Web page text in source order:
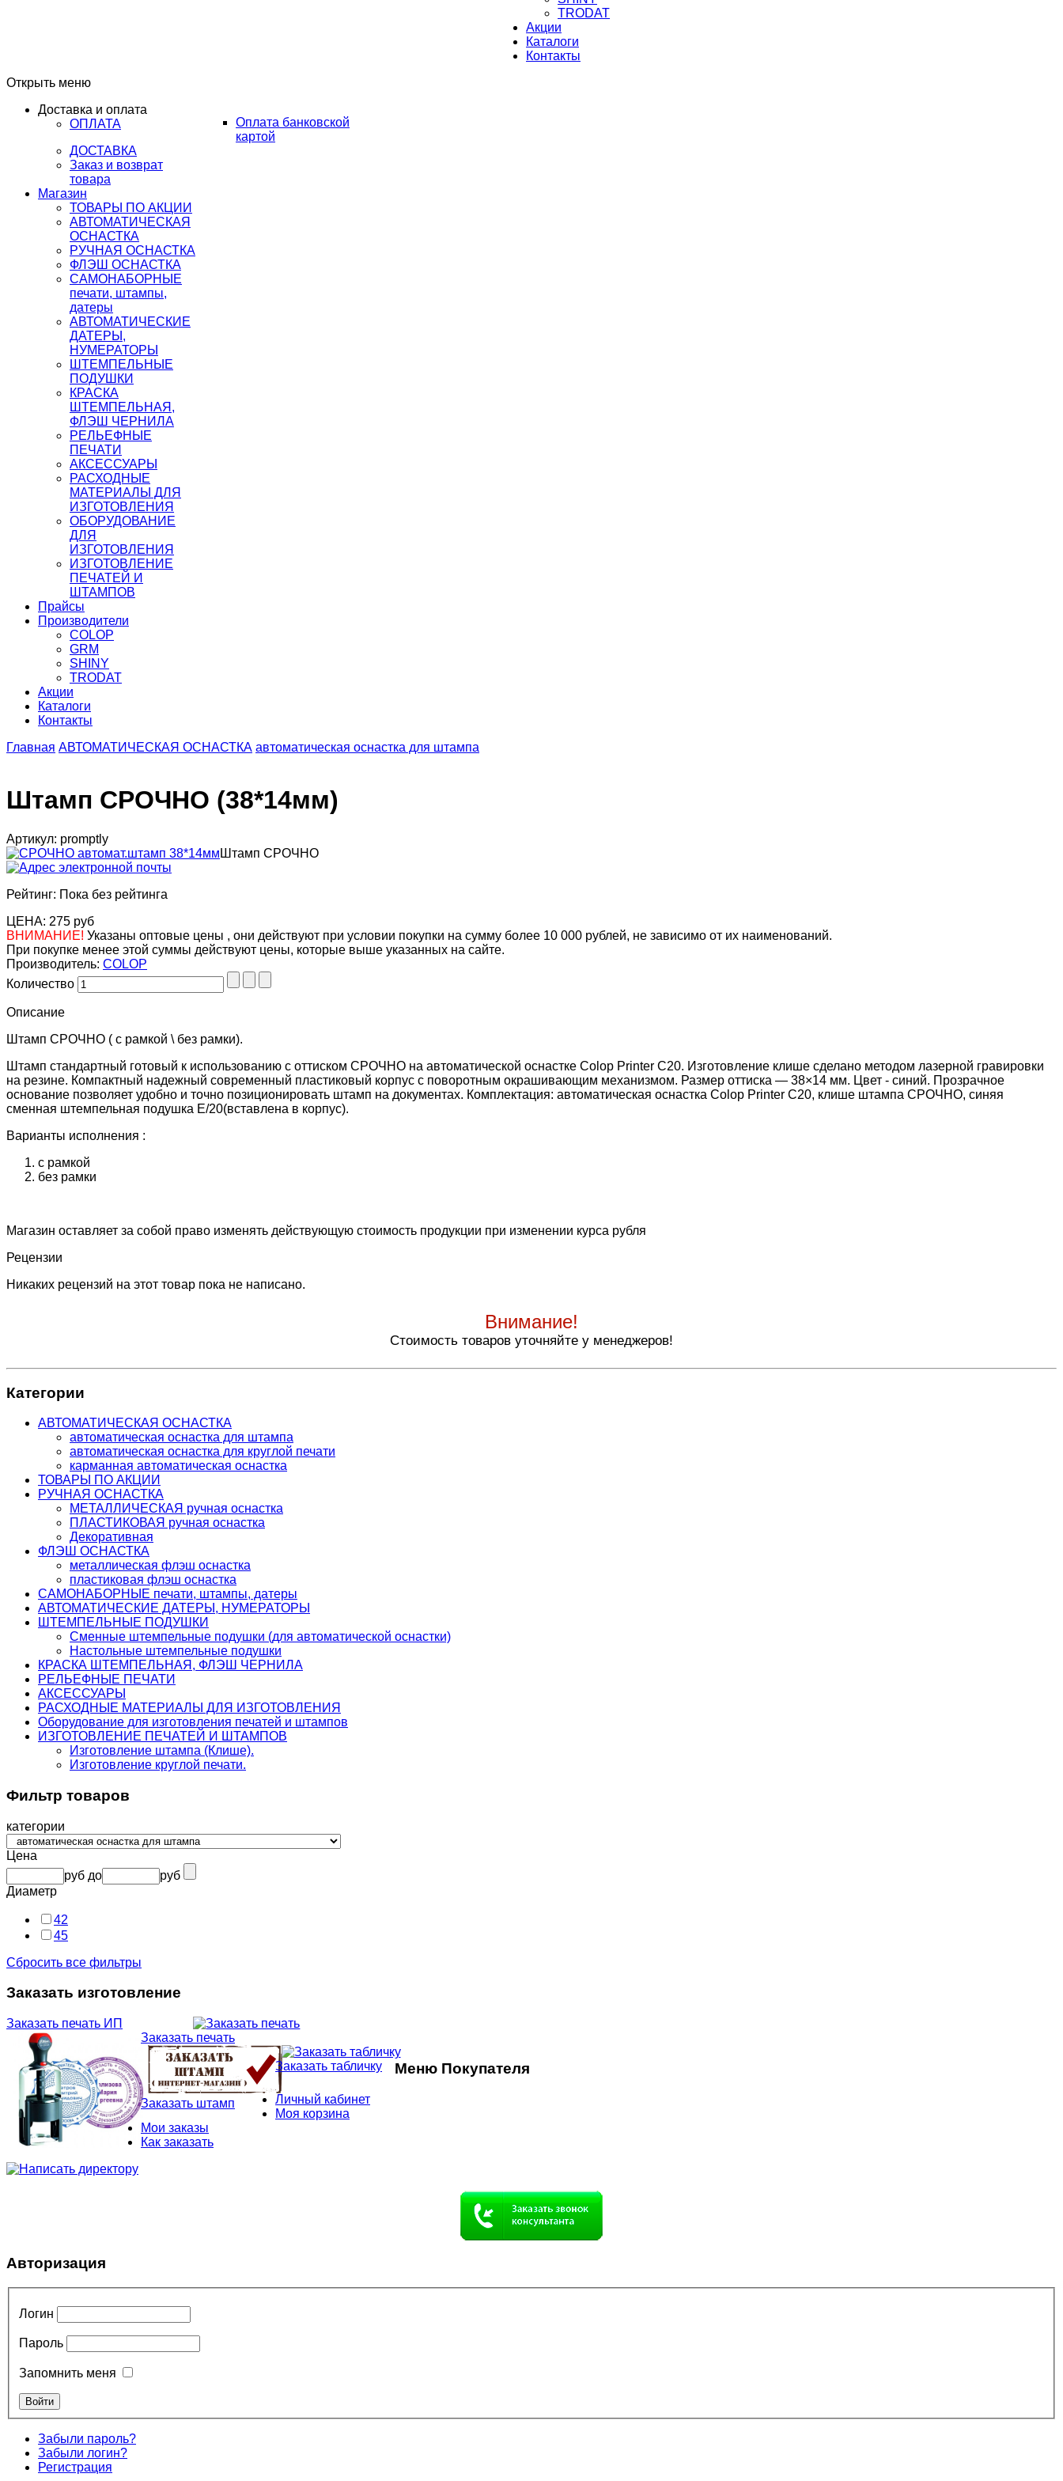
TRODAT
Акции
Каталоги
Контакты
Открыть меню
Доставка и оплата
ОПЛАТА
Оплата банковской
картой
ДОСТАВКА
Заказ и возврат
товара
Магазин
ТОВАРЫ ПО АКЦИИ
АВТОМАТИЧЕСКАЯ
ОСНАСТКА
РУЧНАЯ ОСНАСТКА
ФЛЭШ ОСНАСТКА
САМОНАБОРНЫЕ
печати, штампы,
датеры
АВТОМАТИЧЕСКИЕ
ДАТЕРЫ,
НУМЕРАТОРЫ
ШТЕМПЕЛЬНЫЕ
ПОДУШКИ
КРАСКА
ШТЕМПЕЛЬНАЯ,
ФЛЭШ ЧЕРНИЛА
РЕЛЬЕФНЫЕ
ПЕЧАТИ
АКСЕССУАРЫ
РАСХОДНЫЕ
МАТЕРИАЛЫ ДЛЯ
ИЗГОТОВЛЕНИЯ
ОБОРУДОВАНИЕ
ДЛЯ
ИЗГОТОВЛЕНИЯ
ИЗГОТОВЛЕНИЕ
ПЕЧАТЕЙ И
ШТАМПОВ
Прайсы
Производители
COLOP
GRM
SHINY
TRODAT
Акции
Каталоги
Контакты
Главная АВТОМАТИЧЕСКАЯ ОСНАСТКА автоматическая оснастка для штампа
Штамп СРОЧНО (38*14мм)
Артикул: promptly
Штамп СРОЧНО
Рейтинг: Пока без рейтинга
ЦЕНА: 275 руб
ВНИМАНИЕ! Указаны оптовые цены , они действуют при условии покупки на сумму более 10 000 рублей, не зависимо от их наименований.
При покупке менее этой суммы действуют цены, которые выше указанных на сайте.
Производитель: COLOP
Количество
Описание
Штамп СРОЧНО ( с рамкой \ без рамки).
Штамп стандартный готовый к использованию с оттиском СРОЧНО на автоматической оснастке Colop Printer C20. Изготовление клише сделано методом лазерной гравировки
на резине. Компактный надежный современный пластиковый корпус с поворотным окрашивающим механизмом. Размер оттиска — 38×14 мм. Цвет - синий. Прозрачное
основание позволяет удобно и точно позиционировать штамп на документах. Комплектация: автоматическая оснастка Colop Printer C20, клише штампа СРОЧНО, синяя
сменная штемпельная подушка E/20(вставлена в корпус).
Варианты исполнения :
с рамкой
без рамки
Магазин оставляет за собой право изменять действующую стоимость продукции при изменении курса рубля
Рецензии
Никаких рецензий на этот товар пока не написано.
Внимание!
Стоимость товаров уточняйте у менеджеров!
Категории
АВТОМАТИЧЕСКАЯ ОСНАСТКА
автоматическая оснастка для штампа
автоматическая оснастка для круглой печати
карманная автоматическая оснастка
ТОВАРЫ ПО АКЦИИ
РУЧНАЯ ОСНАСТКА
МЕТАЛЛИЧЕСКАЯ ручная оснастка
ПЛАСТИКОВАЯ ручная оснастка
Декоративная
ФЛЭШ ОСНАСТКА
металлическая флэш оснастка
пластиковая флэш оснастка
САМОНАБОРНЫЕ печати, штампы, датеры
АВТОМАТИЧЕСКИЕ ДАТЕРЫ, НУМЕРАТОРЫ
ШТЕМПЕЛЬНЫЕ ПОДУШКИ
Сменные штемпельные подушки (для автоматической оснастки)
Настольные штемпельные подушки
КРАСКА ШТЕМПЕЛЬНАЯ, ФЛЭШ ЧЕРНИЛА
РЕЛЬЕФНЫЕ ПЕЧАТИ
АКСЕССУАРЫ
РАСХОДНЫЕ МАТЕРИАЛЫ ДЛЯ ИЗГОТОВЛЕНИЯ
Оборудование для изготовления печатей и штампов
ИЗГОТОВЛЕНИЕ ПЕЧАТЕЙ И ШТАМПОВ
Изготовление штампа (Клише).
Изготовление круглой печати.
Фильтр товаров
категории
Цена
руб до
руб
Диаметр
42
45
Сбросить все фильтры
Заказать изготовление
Заказать печать ИП
Заказать печать
Заказать штамп
Заказать табличку Меню Покупателя
Личный кабинет
Моя корзина
Мои заказы
Как заказать
Авторизация
Логин
Пароль
Запомнить меня
Забыли пароль?
Забыли логин?
Регистрация